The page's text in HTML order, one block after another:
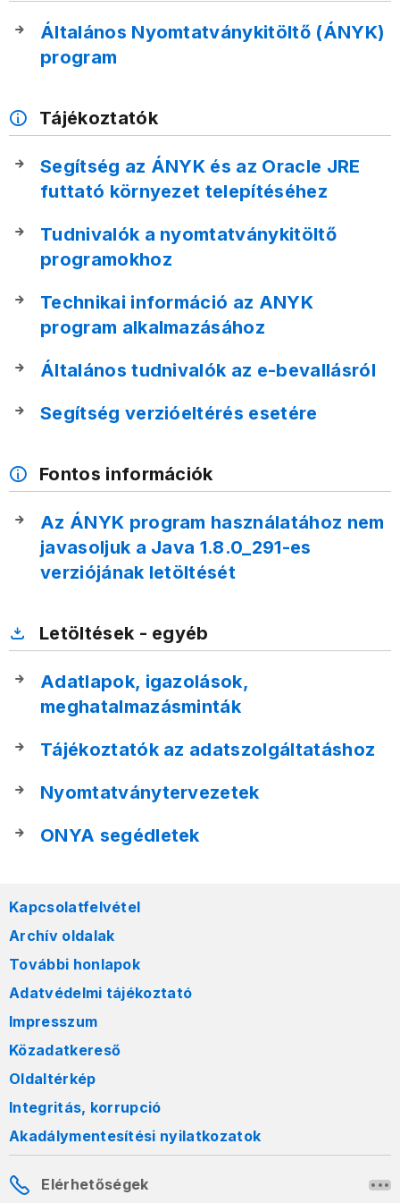
Általános Nyomtatványkitöltő (ÁNYK)
program
Tájékoztatók
Segítség az ÁNYK és az Oracle JRE
futtató környezet telepítéséhez
Tudnivalók a nyomtatványkitöltő
programokhoz
Technikai információ az ANYK
program alkalmazásához
Általános tudnivalók az e-bevallásról
Segítség verzióeltérés esetére
Fontos információk
Az ÁNYK program használatához nem
javasoljuk a Java 1.8.0_291-es
verziójának letöltését
Letöltések - egyéb
Adatlapok, igazolások,
meghatalmazásminták
Tájékoztatók az adatszolgáltatáshoz
Nyomtatványtervezetek
ONYA segédletek
Kapcsolatfelvétel
Archív oldalak
További honlapok
Adatvédelmi tájékoztató
Impresszum
Közadatkereső
Oldaltérkép
Integritás, korrupció
Akadálymentesítési nyilatkozatok
Elérhetőségek